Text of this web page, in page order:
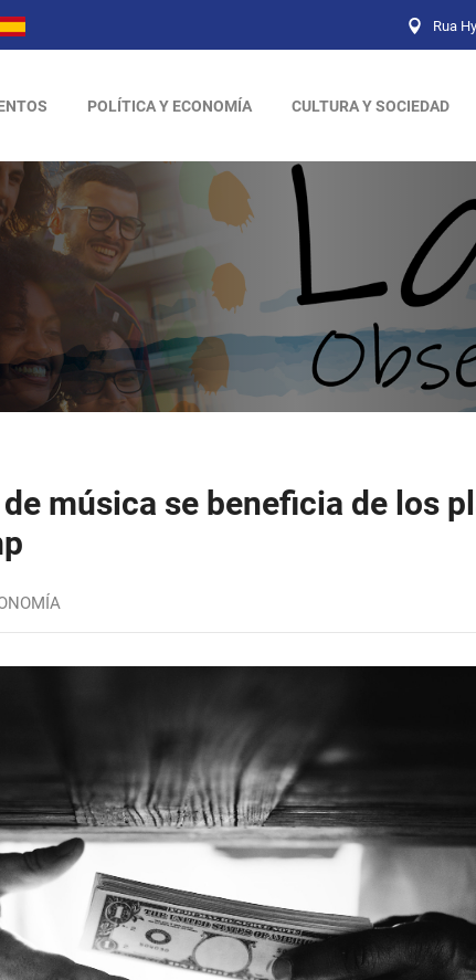
Rua
POLÍTICA Y ECONOMÍA CULTURA Y SOCIEDAD
música se beneficia de los